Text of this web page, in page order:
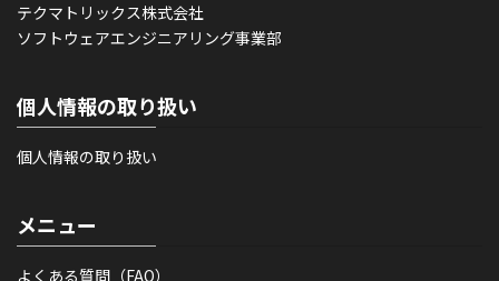
テクマトリックス株式会社
ソフトウェアエンジニアリング事業部
個人情報の取り扱い
個人情報の取り扱い
メニュー
よくある質問（FAQ）